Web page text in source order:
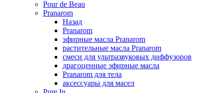
Pour de Beau
Pranarom
Назад
Pranarom
эфирные масла Pranarom
растительные масла Pranarom
смеси для ультразвуковых диффузоров
драгоценные эфирные масла
Pranarom для тела
аксессуары для масел